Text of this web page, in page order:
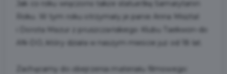
Jak co roku wręczono także statuetkę Samarytanin
Roku. W tym roku otrzymały je panie Anna Misztal
i Dorota Mazur z pruszczańskiego Klubu Taekwon-do
AN-DO, który działa w naszym mieście już od 18 lat.
Zachęcamy do obejrzenia materiału filmowego: